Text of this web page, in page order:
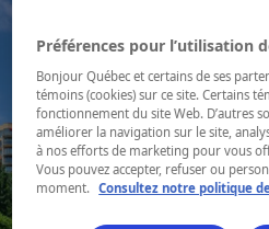
Préférences pour l’utilisation
Bonjour Québec et certains de ses
témoins (cookies) sur ce site. Certains
fonctionnement du site Web. D’autres
améliorer la navigation sur le site,
à nos efforts de marketing pour vous
Vous pouvez accepter, refuser ou
moment.
Consultez notre politique